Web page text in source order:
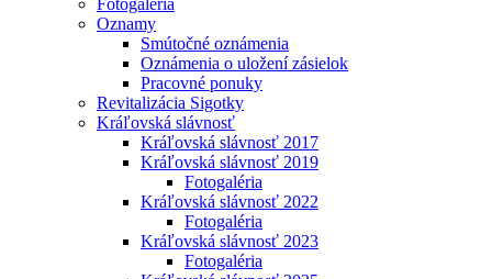
Fotogaléria
Oznamy
Smútočné oznámenia
Oznámenia o uložení zásielok
Pracovné ponuky
Revitalizácia Sigotky
Kráľovská slávnosť
Kráľovská slávnosť 2017
Kráľovská slávnosť 2019
Fotogaléria
Kráľovská slávnosť 2022
Fotogaléria
Kráľovská slávnosť 2023
Fotogaléria